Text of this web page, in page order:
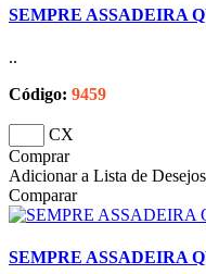
SEMPRE ASSADEIRA
..
Código: 9459
CX
Comprar
Adicionar a Lista de Desejos
Comparar
SEMPRE ASSADEIRA